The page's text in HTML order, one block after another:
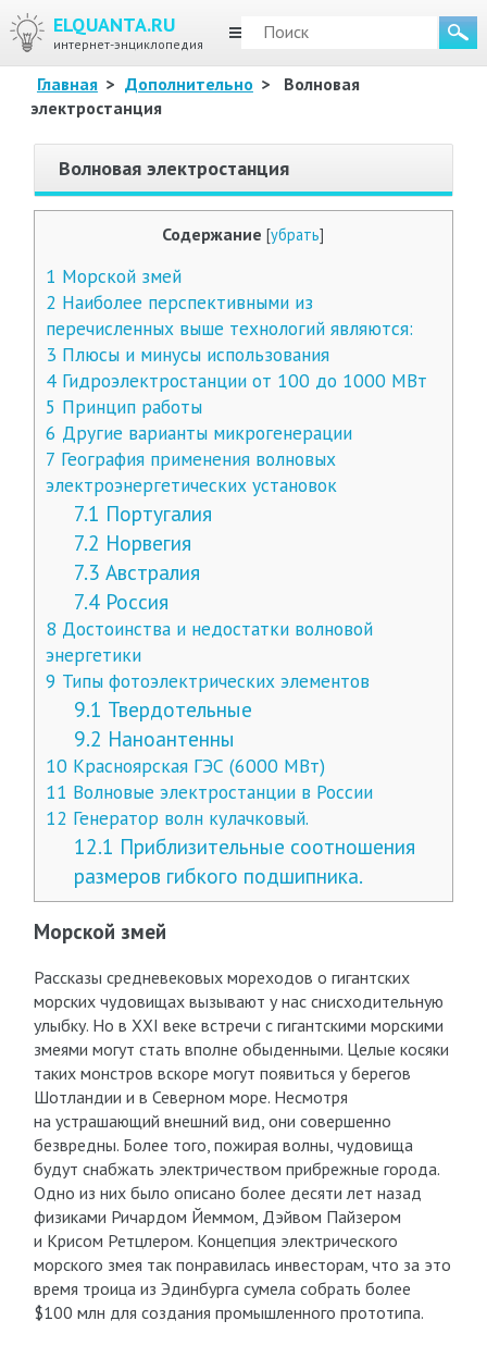
ELQUANTA.RU
интернет-энциклопедия
МЕНЮ
Главная > Дополнительно >
Волновая
электростанция
Волновая электростанция
Содержание [убрать]
1 Морской змей
2 Наиболее перспективными из
перечисленных выше технологий являются:
3 Плюсы и минусы использования
4Гидроэлектростанции от 100 до 1000 МВт
5 Принцип работы
6 Другие варианты микрогенерации
7 География применения волновых
электроэнергетических установок
7.1 Португалия
7.2 Норвегия
7.3 Австралия
7.4 Россия
8 Достоинства и недостатки волновой
энергетики
9 Типы фотоэлектрических элементов
9.1 Твердотельные
9.2 Наноантенны
10Красноярская ГЭС (6000 МВт)
11 Волновые электростанции в России
12 Генератор волн кулачковый.
12.1 Приблизительные соотношения
размеров гибкого подшипника.
Морской змей
Рассказы средневековых мореходов о гигантских
морских чудовищах вызывают у нас снисходительную
улыбку. Но в XXI веке встречи с гигантскими морскими
змеями могут стать вполне обыденными. Целые косяки
таких монстров вскоре могут появиться у берегов
Шотландии и в Северном море. Несмотря
на устрашающий внешний вид, они совершенно
безвредны. Более того, пожирая волны, чудовища
будут снабжать электричеством прибрежные города.
Одно из них было описано более десяти лет назад
физиками Ричардом Йеммом, Дэйвом Пайзером
и Крисом Ретцлером. Концепция электрического
морского змея так понравилась инвесторам, что за это
время троица из Эдинбурга сумела собрать более
$100 млн для создания промышленного прототипа.